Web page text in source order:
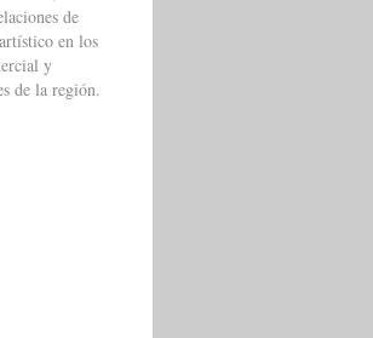
de
en los
y
de la región.